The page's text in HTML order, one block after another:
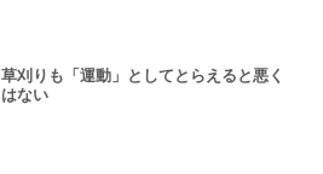
草刈りも「運動」としてとらえると悪く
はない